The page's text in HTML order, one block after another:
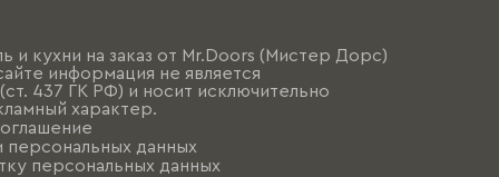
и кухни на заказ от Mr.Doors (Мистер Дорс)
информация не является
437 ГК РФ) и носит исключительно
характер.
персональных данных
персональных данных